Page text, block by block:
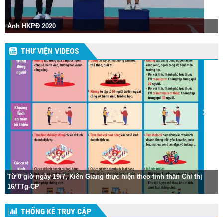
Ảnh HKPĐ 2020
THƯ VIỆN VIDEOS
Từ 0 giờ ngày 19/7, Kiên Giang thực hiện theo tinh thần Chỉ thị
16/TTg-CP
THỐNG KÊ TRUY CẬP